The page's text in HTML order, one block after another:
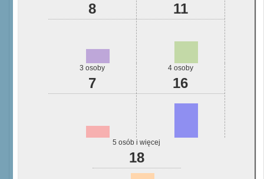
8 11
3 osoby
7
4 osoby
16
5 osób i więcej
18